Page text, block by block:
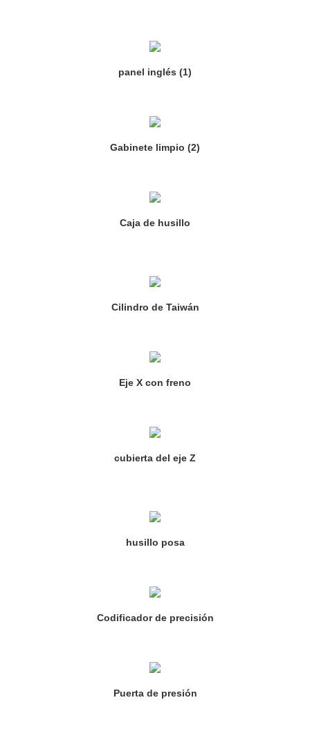
panel inglés (1)
Gabinete limpio (2)
Caja de husillo
Cilindro de Taiwán
Eje X con freno
cubierta del eje Z
husillo posa
Codificador de precisión
Puerta de presión